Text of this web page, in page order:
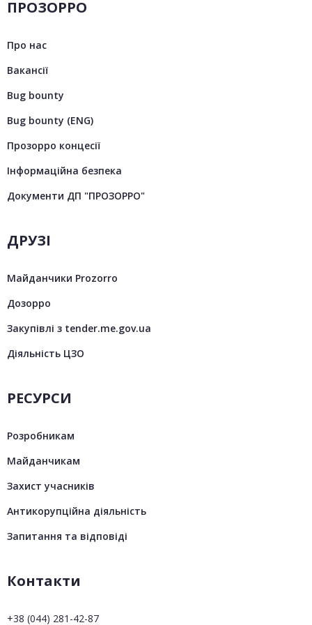
ПРОЗОРРО
Про нас
Вакансії
Bug bounty
Bug bounty (ENG)
Прозорро концесії
Інформаційна безпека
Документи ДП "ПРОЗОРРО"
ДРУЗІ
Майданчики Prozorro
Дозорро
Закупівлі з tender.me.gov.ua
Діяльність ЦЗО
РЕСУРСИ
Розробникам
Майданчикам
Захист учасників
Антикорупційна діяльність
Запитання та відповіді
Контакти
+38 (044) 281-42-87